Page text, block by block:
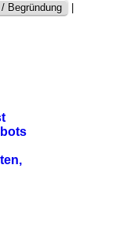
Begründung
|